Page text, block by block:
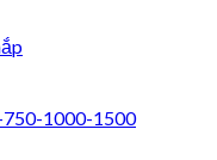
750-1000-1500